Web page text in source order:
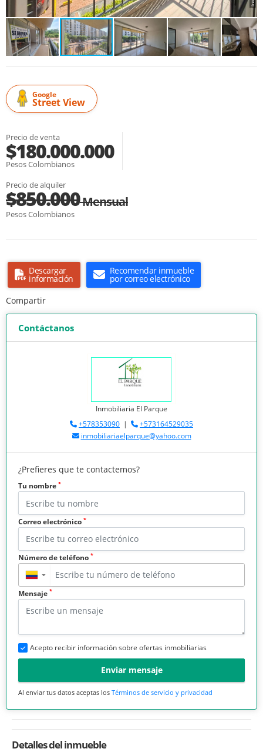
Google
Street View
Precio de venta
$180.000.000
Pesos Colombianos
Precio de alquiler
$850.000Mensual
Pesos Colombianos
Descargar
información
Recomendar inmueble
por correo electrónico
Compartir
Contáctanos
Inmobiliaria El Parque
+578353090 |
+573164529035
inmobiliariaelparque@yahoo.com
¿Prefieres que te contactemos?
Tu nombre *
Correo electrónico *
Número de teléfono *
▼
Mensaje *
Acepto recibir información sobre ofertas inmobiliarias
Enviar mensaje
Al enviar tus datos aceptas los Términos de servicio y privacidad
Detalles del inmueble